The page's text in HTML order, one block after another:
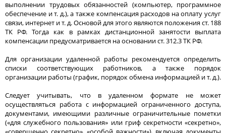
выполнении трудовых обязанностей (компьютер, программное
обеспечение и т. д.), а также компенсация расходов на оплату услуг
связи, интернет и т. д. Основой для этого являются положения ст. 188
ТК РФ. Тогда как в рамках дистанционной занятости выплата
компенсации предусматривается на основании ст. 312.3 ТК РФ.
Для организации удаленной работы рекомендуется определить
списки соответствующих работников, а также порядок
организации работы (график, порядок обмена информацией и т. д.).
Следует учитывать, что в удаленном формате не может
осуществляться работа с информацией ограниченного доступа,
документами, имеющими различные ограничительные пометки
(«для служебного пользования» или гриф секретности «секретно»,